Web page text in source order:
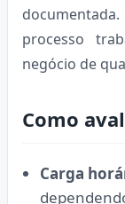
processo
negócio de
Como
Carga